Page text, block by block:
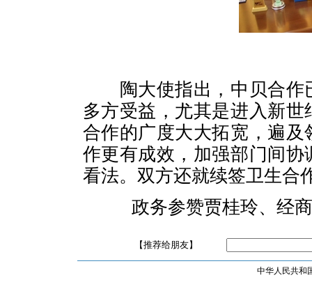
陶大使指出，中贝合
多方受益，尤其是进入新
合作的广度大大拓宽，遍
作更有成效，加强部门间
看法。双方还就续签卫生合
政务参赞贾桂玲、经商
【推荐给朋友】
中华人民共和